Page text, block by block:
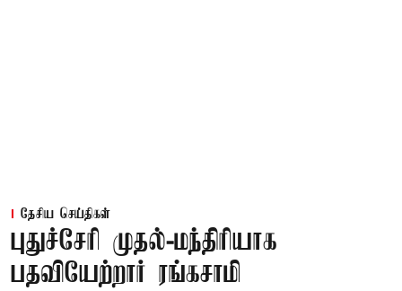
தேசிய செய்திகள்
புதுச்சேரி முதல்-மந்திரியாக
பதவியேற்றார் ரங்கசாமி